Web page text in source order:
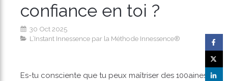
confiance en toi ?
30 Oct 2025
L’Instant Innessence par la Méthode Innessence®
Es-tu consciente que tu peux maîtriser des 100aines